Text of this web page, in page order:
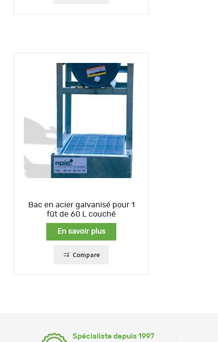
Bac en acier galvanisé pour 1
fût de 60 L couché
En savoir plus
Compare
Spécialiste depuis 1997